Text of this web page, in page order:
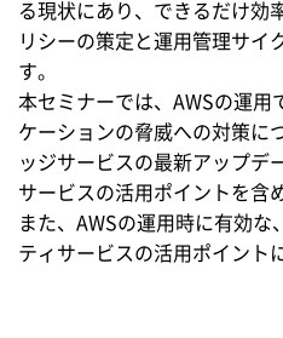
る現状にあり、できるだけ効
リシーの策定と運用管理サイ
す。
本セミナーでは、AWSの運用
ケーションの脅威への対策に
ッジサービスの最新アップデ
サービスの活用ポイントを含
また、AWSの運用時に有効な
ティサービスの活用ポイント